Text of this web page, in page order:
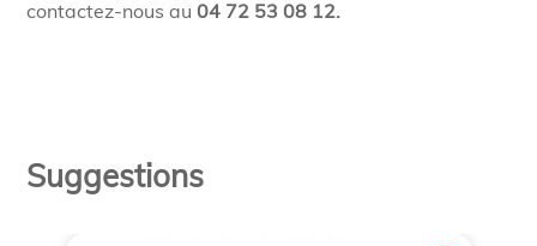
contactez-nous au04 72 53 08 12.
Suggestions